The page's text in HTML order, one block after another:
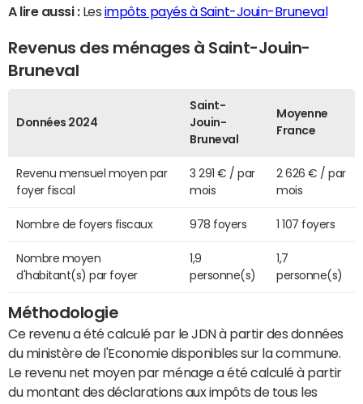
A lire aussi :Les impôts payés à Saint-Jouin-Bruneval
Revenus des ménages à Saint-Jouin-
Bruneval
Données 2024
Saint-
Jouin-
Bruneval
Moyenne
France
Revenu mensuel moyen par
foyer fiscal
3 291 € / par
mois
2 626 € / par
mois
Nombre de foyers fiscaux 978 foyers 1 107 foyers
Nombre moyen
d'habitant(s) par foyer
1,9
personne(s)
1,7
personne(s)
Méthodologie
Ce revenu a été calculé par le JDN à partir des données
du ministère de l'Economie disponibles sur la commune.
Le revenu net moyen par ménage a été calculé à partir
du montant des déclarations aux impôts de tous les